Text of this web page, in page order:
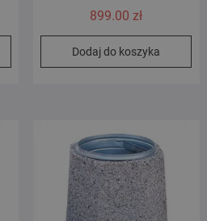
899.00 zł
Dodaj do koszyka